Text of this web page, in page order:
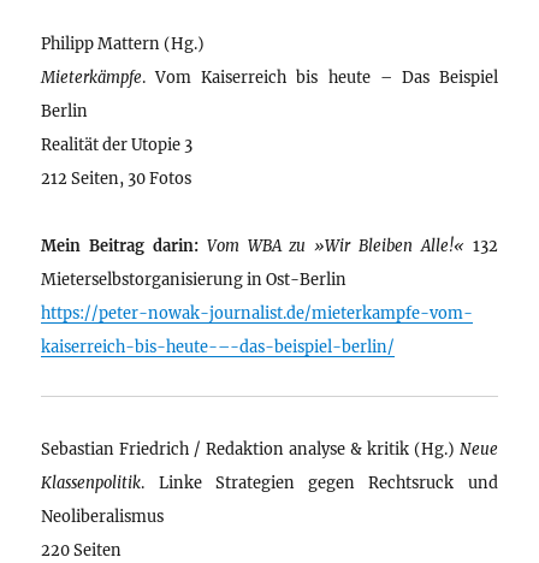
Philipp Mattern (Hg.)
Mieterkämpfe. Vom Kaiserreich bis heute – Das Beispiel
Berlin
Realität der Utopie 3
212 Seiten, 30 Fotos
Mein Beitrag darin: Vom WBA zu »Wir Bleiben Alle!« 132
Mieterselbstorganisierung in Ost-Berlin
https://peter-nowak-journalist.de/mieterkampfe-vom-
kaiserreich-bis-heute-–-das-beispiel-berlin/
Sebastian Friedrich / Redaktion analyse & kritik (Hg.) Neue
Klassenpolitik. Linke Strategien gegen Rechtsruck und
Neoliberalismus
220 Seiten